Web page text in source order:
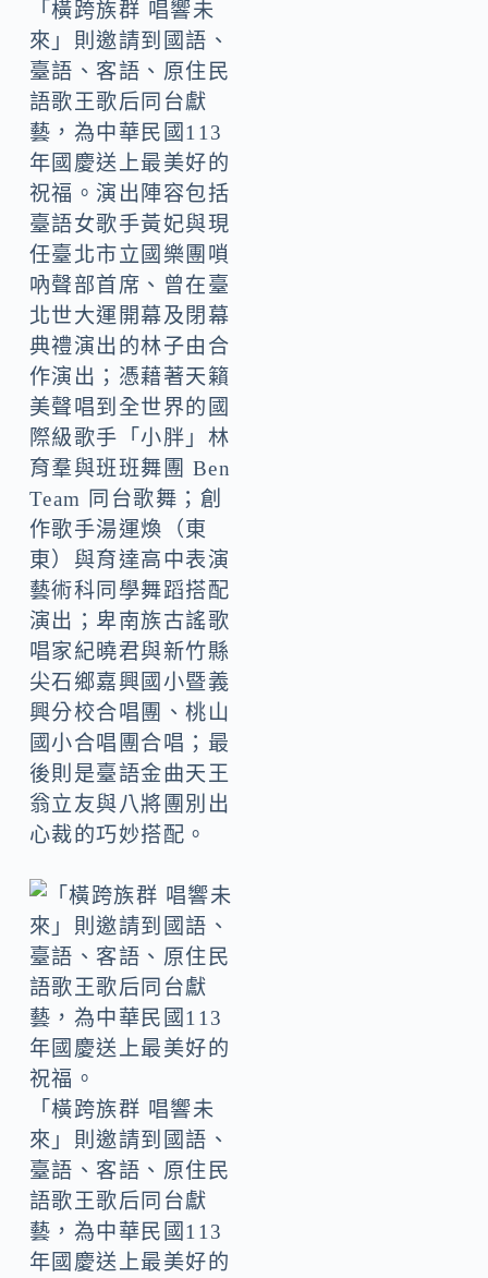
「橫跨族群 唱響未
來」則邀請到國語、
臺語、客語、原住民
語歌王歌后同台獻
藝，為中華民國113
年國慶送上最美好的
祝福。演出陣容包括
臺語女歌手黃妃與現
任臺北市立國樂團嗩
吶聲部首席、曾在臺
北世大運開幕及閉幕
典禮演出的林子由合
作演出；憑藉著天籟
美聲唱到全世界的國
際級歌手「小胖」林
育羣與班班舞團 Ben
Team 同台歌舞；創
作歌手湯運煥（東
東）與育達高中表演
藝術科同學舞蹈搭配
演出；卑南族古謠歌
唱家紀曉君與新竹縣
尖石鄉嘉興國小暨義
興分校合唱團、桃山
國小合唱團合唱；最
後則是臺語金曲天王
翁立友與八將團別出
心裁的巧妙搭配。
「橫跨族群 唱響未
來」則邀請到國語、
臺語、客語、原住民
語歌王歌后同台獻
藝，為中華民國113
年國慶送上最美好的